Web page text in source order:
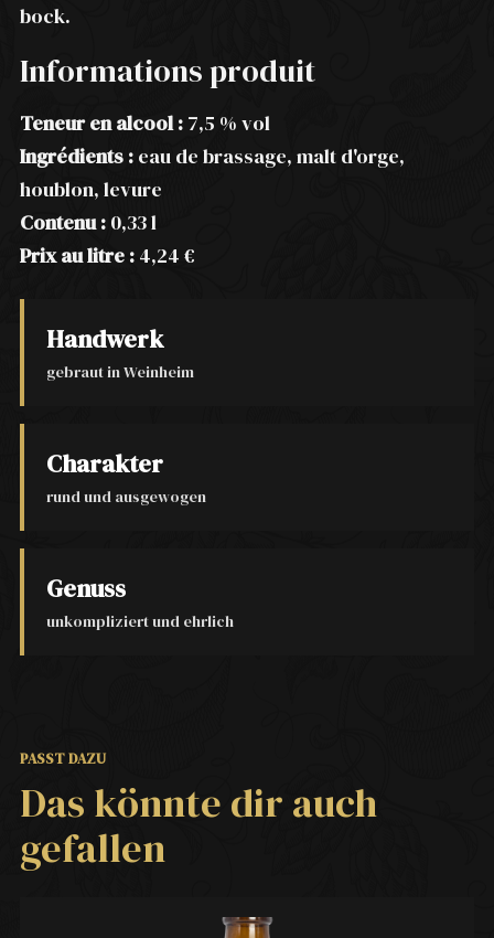
bock.
Informations produit
Teneur en alcool : 7,5 % vol
Ingrédients : eau de brassage, malt d'orge,
houblon, levure
Contenu : 0,33 l
Prix au litre : 4,24 €
Handwerk
gebraut in Weinheim
Charakter
rund und ausgewogen
Genuss
unkompliziert und ehrlich
PASST DAZU
Das könnte dir auch
gefallen